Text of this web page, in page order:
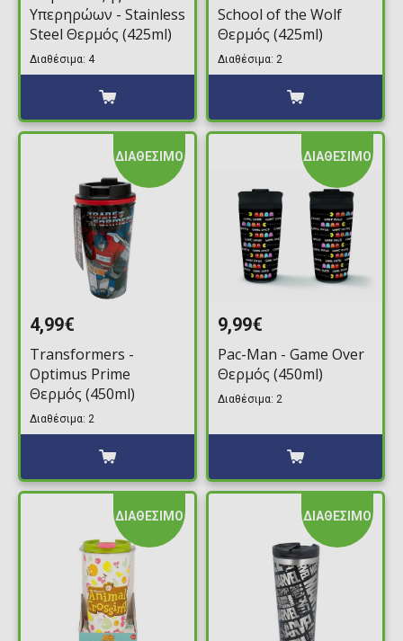
Υπερηρώων - Stainless
Steel Θερμός (425ml)
Διαθέσιμα: 4
School of the Wolf
Θερμός (425ml)
Διαθέσιμα: 2
ΔΙΑΘΕΣΙΜΟ
4,99€
Transformers -
Optimus Prime
Θερμός (450ml)
Διαθέσιμα: 2
ΔΙΑΘΕΣΙΜΟ
9,99€
Pac-Man - Game Over
Θερμός (450ml)
Διαθέσιμα: 2
ΔΙΑΘΕΣΙΜΟ ΔΙΑΘΕΣΙΜΟ